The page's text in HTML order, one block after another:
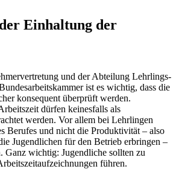
Einhaltung der
und der Abteilung Lehrlings-
ist es wichtig, dass die
konsequent überprüft werden.
dürfen keinesfalls als
werden. Vor allem bei Lehrlingen
Berufes und nicht die Produktivität – also
Jugendlichen für den Betrieb erbringen –
Ganz wichtig: Jugendliche sollten zu
führen.